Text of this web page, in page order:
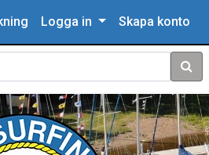
Logga in Skapa konto
Sök